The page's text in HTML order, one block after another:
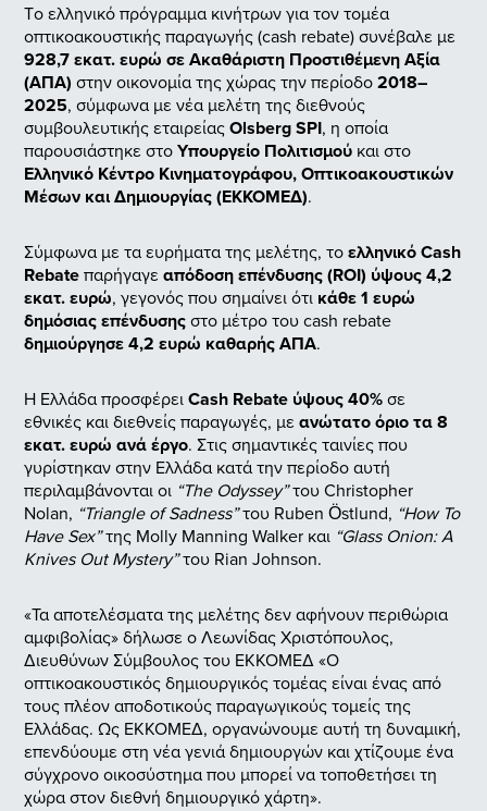
Tο ελληνικό πρόγραμμα κινήτρων για τον τομέα
οπτικοακουστικής παραγωγής (cash rebate) συνέβαλε με
928,7 εκατ. ευρώ σε Ακαθάριστη Προστιθέμενη Αξία
(ΑΠΑ) στην οικονομία της χώρας την περίοδο2018–
2025, σύμφωνα με νέα μελέτη της διεθνούς
συμβουλευτικής εταιρείαςOlsberg SPI, η οποία
παρουσιάστηκε στοΥπουργείο Πολιτισμού και στο
Ελληνικό Κέντρο Κινηματογράφου, Οπτικοακουστικών
Μέσων και Δημιουργίας (ΕΚΚΟΜΕΔ).
Σύμφωνα με τα ευρήματα της μελέτης, τοελληνικό Cash
Rebateπαρήγαγε απόδοση επένδυσης (ROI) ύψους 4,2
εκατ. ευρώ, γεγονός που σημαίνει ότι κάθε 1 ευρώ
δημόσιας επένδυσηςστο μέτρο του cash rebate
δημιούργησε 4,2 ευρώ καθαρής ΑΠΑ.
Η Ελλάδα προσφέρειCash Rebate ύψους 40%σε
εθνικές και διεθνείς παραγωγές, με ανώτατο όριο τα 8
εκατ. ευρώ ανά έργο. Στις σημαντικές ταινίες που
γυρίστηκαν στην Ελλάδα κατά την περίοδο αυτή
περιλαμβάνονται οι “The Odyssey”του Christopher
Nolan, “Triangle of Sadness”του Ruben Östlund, “How To
Have Sex”της Molly Manning Walker και “Glass Onion: A
Knives Out Mystery”του Rian Johnson.
«Τα αποτελέσματα της μελέτης δεν αφήνουν περιθώρια
αμφιβολίας» δήλωσε ο Λεωνίδας Χριστόπουλος,
Διευθύνων Σύμβουλος του ΕΚΚΟΜΕΔ «Ο
οπτικοακουστικός δημιουργικός τομέας είναι ένας από
τους πλέον αποδοτικούς παραγωγικούς τομείς της
Ελλάδας. Ως ΕΚΚΟΜΕΔ, οργανώνουμε αυτή τη δυναμική,
επενδύουμε στη νέα γενιά δημιουργών και χτίζουμε ένα
σύγχρονο οικοσύστημα που μπορεί να τοποθετήσει τη
χώρα στον διεθνή δημιουργικό χάρτη».